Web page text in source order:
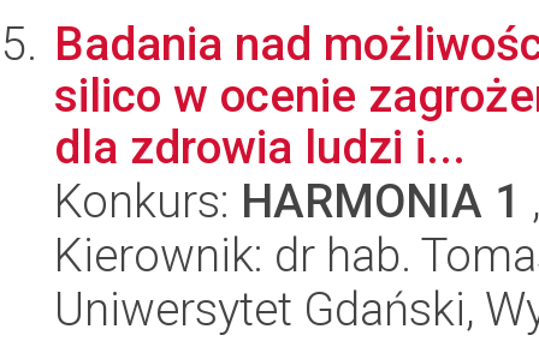
Badania nad
silico w ocenie
dla zdrowia ludzi i...
Konkurs: HARMONIA 1
Kierownik: dr hab.
Uniwersytet Gdański,